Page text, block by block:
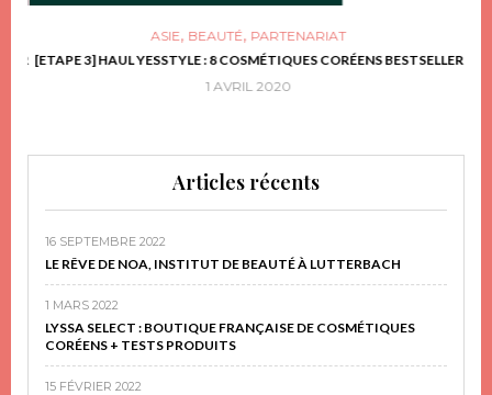
ASIE, BEAUTÉ, PARTENARIAT
[ETAPE 3] HAUL YESSTYLE : 8 COSMÉTIQUES CORÉENS BESTSELLER
1 AVRIL 2020
Articles récents
16 SEPTEMBRE 2022
LE RÊVE DE NOA, INSTITUT DE BEAUTÉ À LUTTERBACH
1 MARS 2022
LYSSA SELECT : BOUTIQUE FRANÇAISE DE COSMÉTIQUES
CORÉENS + TESTS PRODUITS
15 FÉVRIER 2022